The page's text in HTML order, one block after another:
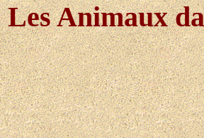
Les Animaux